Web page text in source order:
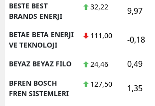
BESTE BEST
BRANDS ENERJI
32,22 9,97
BETAE BETA ENERJI
VE TEKNOLOJI
111,00 -0,18
BEYAZ BEYAZ FILO 24,46 0,49
BFREN BOSCH
FREN SISTEMLERI
127,50 1,35